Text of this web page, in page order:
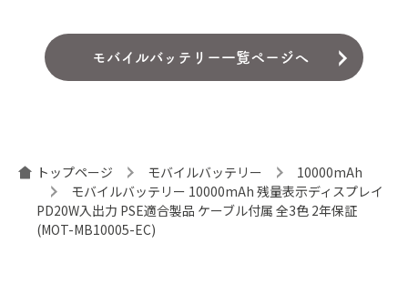
モバイルバッテリー一覧ページへ
トップページ モバイルバッテリー
10000mAh
モバイルバッテリー 10000mAh 残量表示ディスプレイ
PD20W入出力 PSE適合製品 ケーブル付属 全3色 2年保証
(MOT-MB10005-EC)